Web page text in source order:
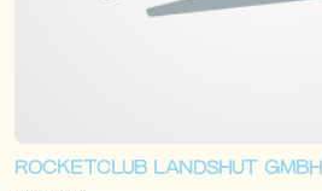
ROCKETCLUB LANDSHUT GMBH